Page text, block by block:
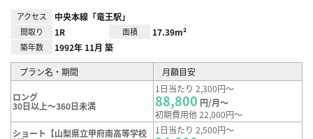
アクセス 中央本線「竜王駅」
間取り 1R 面積 17.39m²
築年数 1992年 11月 築
プラン名・期間 月額目安
ロング
30日以上～360日未満
1日当たり 2,300円～
88,800 円/月～
初期費用他 22,000円～
ショート【山梨県立甲府南高等学校
1日当たり 2,500円～